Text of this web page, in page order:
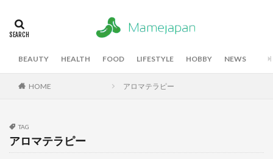
BEAUTY HEALTH FOOD LIFESTYLE HOBBY NEWS
HOME アロマテラピー
TAG
アロマテラピー